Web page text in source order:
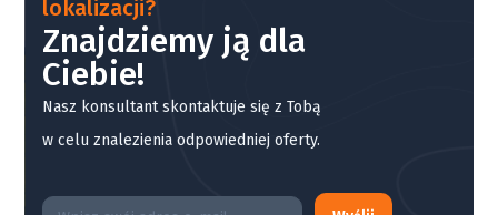
lokalizacji?
Znajdziemy ją dla
Ciebie!
Nasz konsultant skontaktuje się z Tobą
w celu znalezienia odpowiedniej oferty.